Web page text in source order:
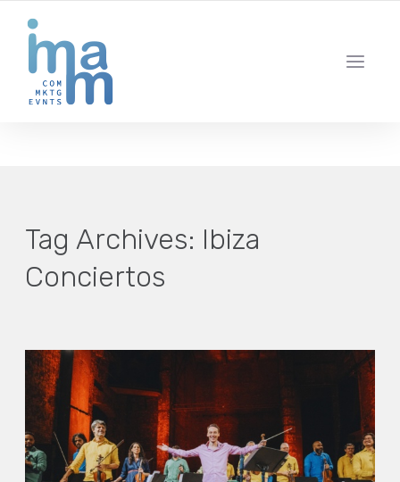
IBIZA · MADRID · BARCELONA
Tag Archives: Ibiza
Conciertos